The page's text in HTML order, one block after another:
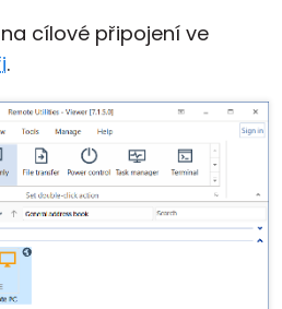
cílové připojení ve
.